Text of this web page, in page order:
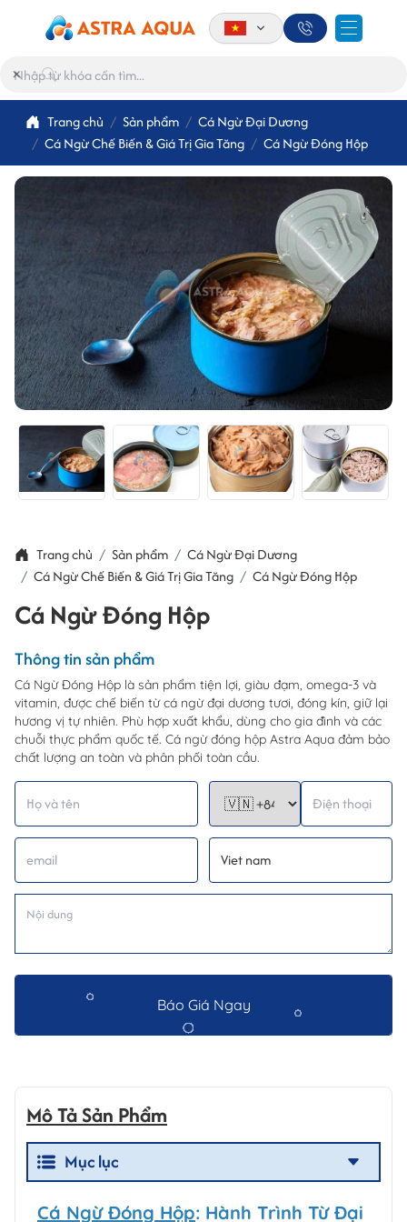
×
Trang chủ Sản phẩm
Cá Ngừ Đại Dương
Cá Ngừ Chế Biến & Giá Trị Gia Tăng
Cá Ngừ Đóng Hộp
Trang chủ Sản phẩm
Cá Ngừ Đại Dương
Cá Ngừ Chế Biến & Giá Trị Gia Tăng
Cá Ngừ Đóng Hộp
Cá Ngừ Đóng Hộp
Thông tin sản phẩm
Cá Ngừ Đóng Hộp là sản phẩm tiện lợi, giàu đạm, omega-3 và
vitamin, được chế biến từ cá ngừ đại dương tươi, đóng kín, giữ lại
hương vị tự nhiên. Phù hợp xuất khẩu, dùng cho gia đình và các
chuỗi thực phẩm quốc tế. Cá ngừ đóng hộp Astra Aqua đảm bảo
chất lượng an toàn và phân phối toàn cầu.
Báo Giá Ngay
Mô Tả Sản Phẩm
Mục lục
Cá Ngừ Đóng Hộp: Hành Trình Từ Đại